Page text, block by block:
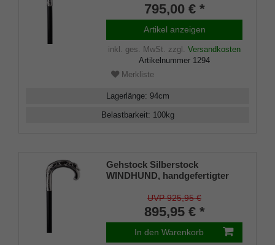
aus echtem 925/1000
Sterlingsilber, aufgesetzt auf
einen Stock aus edlem
Makassar Ebenholz, inklusiv
Schlankpuffer.
795,00 € *
Artikel anzeigen
inkl. ges. MwSt. zzgl. Versandkosten
Artikelnummer 1294
Merkliste
Lagerlänge: 94cm
Belastbarkeit: 100kg
Gehstock Silberstock
WINDHUND, handgefertigter
925/1000 Sterling Silber mit
aufwendiger Nachbildung eines
liegenden Wundhundes,
aufgesetzt auf einen Stock aus
edlem Makassar Ebenholz,
UVP 925,95 €
895,95 € *
In den Warenkorb